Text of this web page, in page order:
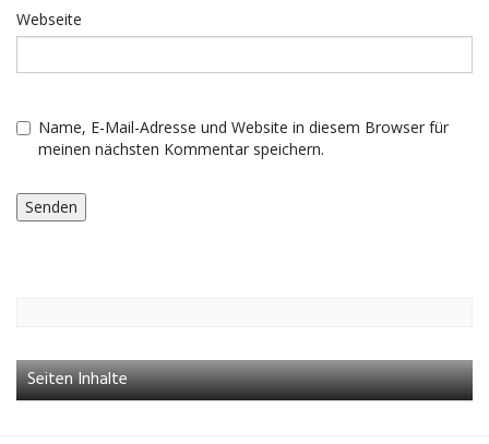
Webseite
Name, E-Mail-Adresse und Website in diesem Browser für
meinen nächsten Kommentar speichern.
Seiten Inhalte